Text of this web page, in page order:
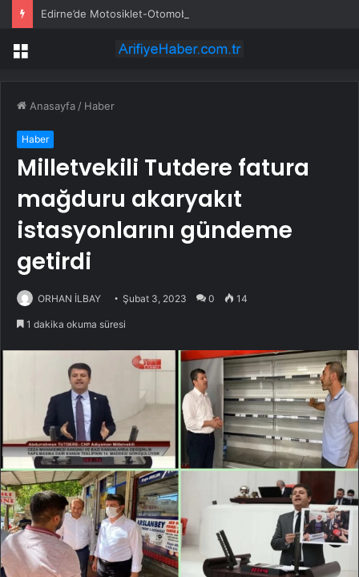
Edirne’de Motosiklet-Otomobil Kazasında İki Yaralı
Menü
Anasayfa / Haber
Haber
Milletvekili Tutdere fatura
mağduru akaryakıt
istasyonlarını gündeme
getirdi
ORHAN İLBAY Şubat 3, 2023 0 14
1 dakika okuma süresi